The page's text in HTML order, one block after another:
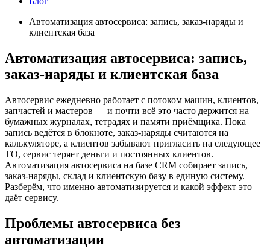
Автоматизация автосервиса: запись, заказ-наряды и
клиентская база
Автоматизация автосервиса: запись,
заказ-наряды и клиентская база
Автосервис ежедневно работает с потоком машин, клиентов,
запчастей и мастеров — и почти всё это часто держится на
бумажных журналах, тетрадях и памяти приёмщика. Пока
запись ведётся в блокноте, заказ-наряды считаются на
калькуляторе, а клиентов забывают пригласить на следующее
ТО, сервис теряет деньги и постоянных клиентов.
Автоматизация автосервиса на базе CRM собирает запись,
заказ-наряды, склад и клиентскую базу в единую систему.
Разберём, что именно автоматизируется и какой эффект это
даёт сервису.
Проблемы автосервиса без
автоматизации